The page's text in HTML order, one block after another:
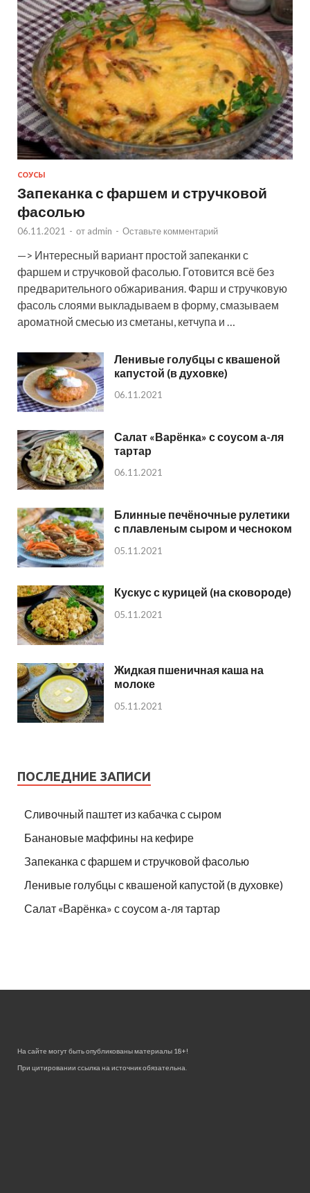
СОУСЫ
Запеканка с фаршем и стручковой
фасолью
06.11.2021 - от admin - Оставьте комментарий
—> Интересный вариант простой запеканки с
фаршем и стручковой фасолью. Готовится всё без
предварительного обжаривания. Фарш и стручковую
фасоль слоями выкладываем в форму, смазываем
ароматной смесью из сметаны, кетчупа и …
Ленивые голубцы с квашеной
капустой (в духовке)
06.11.2021
Салат «Варёнка» с соусом а-ля
тартар
06.11.2021
Блинные печёночные рулетики
с плавленым сыром и чесноком
05.11.2021
Кускус с курицей (на сковороде)
05.11.2021
Жидкая пшеничная каша на
молоке
05.11.2021
ПОСЛЕДНИЕ ЗАПИСИ
Сливочный паштет из кабачка с сыром
Банановые маффины на кефире
Запеканка с фаршем и стручковой фасолью
Ленивые голубцы с квашеной капустой (в духовке)
Салат «Варёнка» с соусом а-ля тартар
На сайте могут быть опубликованы материалы 18+!
При цитировании ссылка на источник обязательна.